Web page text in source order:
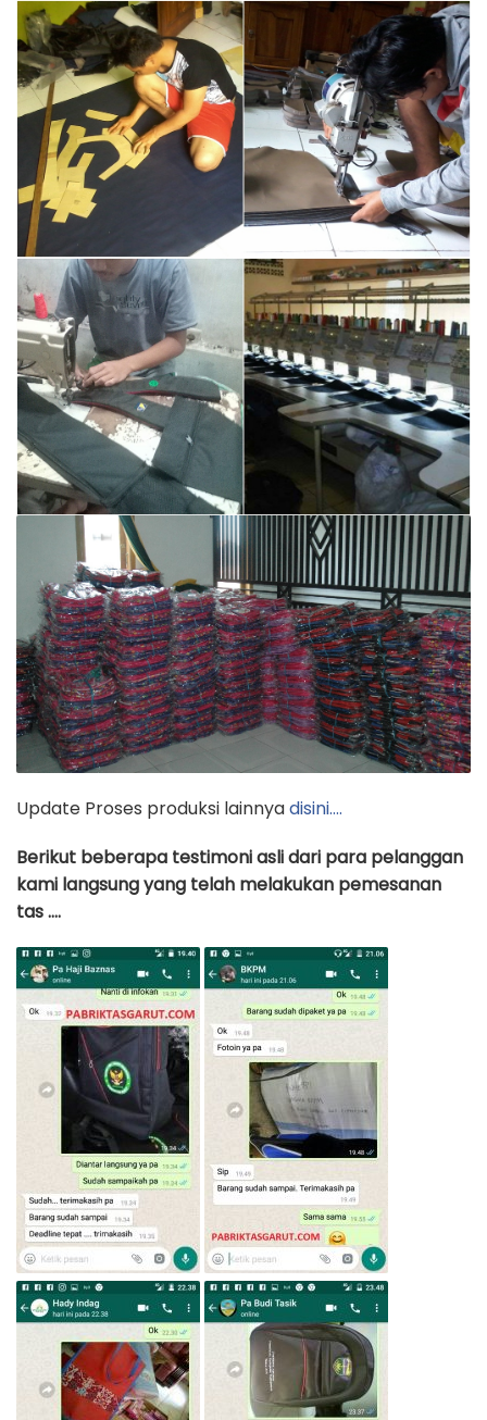
Update Proses produksi lainnyadisini….
Berikut beberapa testimoni asli dari para pelanggan
kami langsung yang telah melakukan pemesanan
tas ….